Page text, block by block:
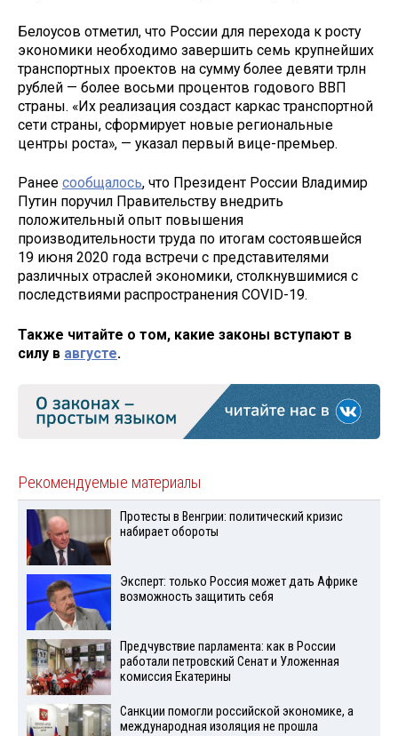
Белоусов отметил, что России для перехода к росту
экономики необходимо завершить семь крупнейших
транспортных проектов на сумму более девяти трлн
рублей — более восьми процентов годового ВВП
страны. «Их реализация создаст каркас транспортной
сети страны, сформирует новые региональные
центры роста», — указал первый вице-премьер.
Ранее сообщалось, что Президент России Владимир
Путин поручил Правительству внедрить
положительный опыт повышения
производительности труда по итогам состоявшейся
19 июня 2020 года встречи с представителями
различных отраслей экономики, столкнувшимися с
последствиями распространения COVID-19.
Также читайте о том, какие законы вступают в
силу в августе.
Рекомендуемые материалы
Протесты в Венгрии: политический кризис
набирает обороты
Эксперт: только Россия может дать Африке
возможность защитить себя
Предчувствие парламента: как в России
работали петровский Сенат и Уложенная
комиссия Екатерины
Санкции помогли российской экономике, а
международная изоляция не прошла